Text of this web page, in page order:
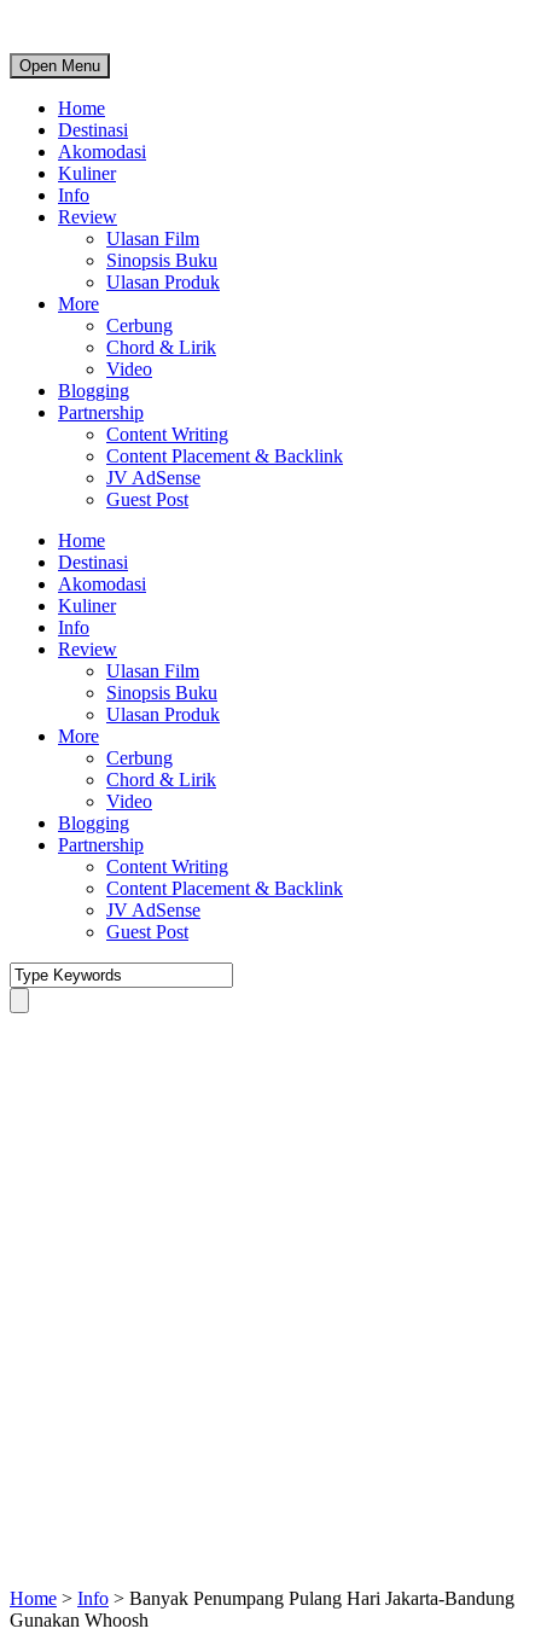
Open Menu
Home
Destinasi
Akomodasi
Kuliner
Info
Review
Ulasan Film
Sinopsis Buku
Ulasan Produk
More
Cerbung
Chord & Lirik
Video
Blogging
Partnership
Content Writing
Content Placement & Backlink
JV AdSense
Guest Post
Home
Destinasi
Akomodasi
Kuliner
Info
Review
Ulasan Film
Sinopsis Buku
Ulasan Produk
More
Cerbung
Chord & Lirik
Video
Blogging
Partnership
Content Writing
Content Placement & Backlink
JV AdSense
Guest Post
Home > Info > Banyak Penumpang Pulang Hari Jakarta-Bandung
Gunakan Whoosh